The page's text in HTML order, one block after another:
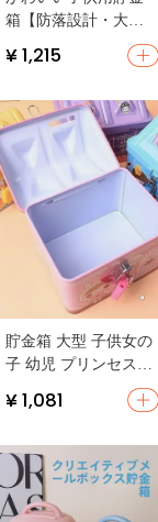
箱【防落設計・大容
量・豚型デザイン】
¥ 1,215
貯金箱 大型 子供女の
子 幼児 プリンセスギ
フト ギフトボックス
子供向け
¥ 1,081